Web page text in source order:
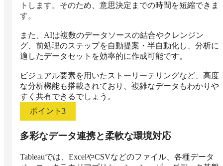
トします。そのため、意思決定までの時間を短縮できま
す。
また、AIは複数のデータソースの結合やクレンジン
グ、前処理のステップを自動提案・半自動化し、分析に
適したデータセットを効率的に作成可能です。
ビジュアル要素を用いたストーリーテリングなど、高度
な分析機能も搭載されており、複雑なデータもわかりや
すく共有できるでしょう。
ポイント 3
多彩なデータ連携と柔軟な環境対応
Tableauでは、ExcelやCSVなどのファイル、各種データ